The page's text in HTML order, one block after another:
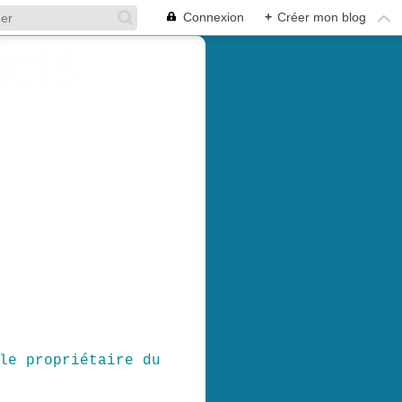
Connexion + Créer mon blog
propriétaire du